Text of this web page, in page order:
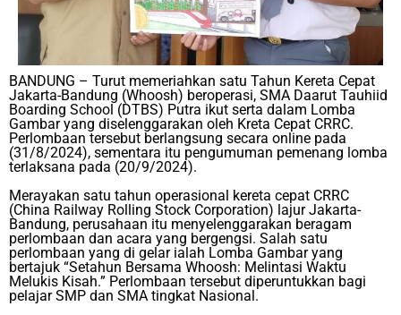
BANDUNG – Turut memeriahkan satu Tahun Kereta Cepat
Jakarta-Bandung (Whoosh) beroperasi, SMA Daarut Tauhiid
Boarding School (DTBS) Putra ikut serta dalam Lomba
Gambar yang diselenggarakan oleh Kreta Cepat CRRC.
Perlombaan tersebut berlangsung secara online pada
(31/8/2024), sementara itu pengumuman pemenang lomba
terlaksana pada (20/9/2024).
Merayakan satu tahun operasional kereta cepat CRRC
(China Railway Rolling Stock Corporation) lajur Jakarta-
Bandung, perusahaan itu menyelenggarakan beragam
perlombaan dan acara yang bergengsi. Salah satu
perlombaan yang di gelar ialah Lomba Gambar yang
bertajuk “Setahun Bersama Whoosh: Melintasi Waktu
Melukis Kisah.” Perlombaan tersebut diperuntukkan bagi
pelajar SMP dan SMA tingkat Nasional.